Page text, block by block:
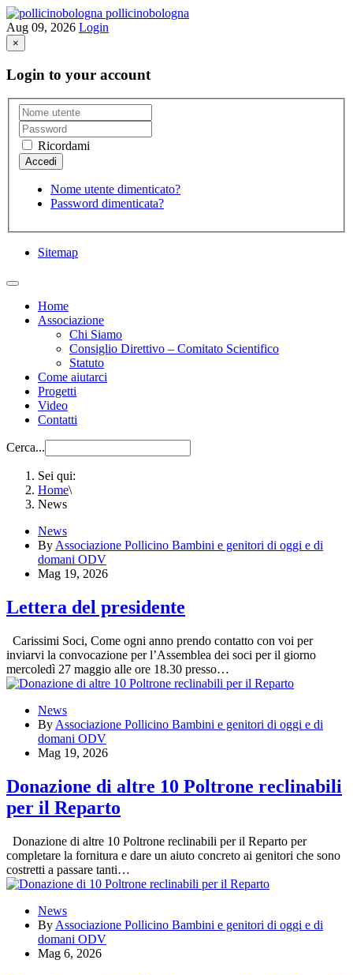
pollicinobologna
Aug 09, 2026 Login
×
Login to your account
Ricordami
Nome utente dimenticato?
Password dimenticata?
Sitemap
Home
Associazione
Chi Siamo
Consiglio Direttivo – Comitato Scientifico
Statuto
Come aiutarci
Progetti
Video
Contatti
Cerca...
Sei qui:
Home\
News
News
By Associazione Pollicino Bambini e genitori di oggi e di
domani ODV
Mag 19, 2026
Lettera del presidente
Carissimi Soci, Come ogni anno prendo contatto con voi per
inviarvi la convocazione per l’Assemblea dei soci per il giorno
mercoledì 27 maggio alle ore 18.30 presso…
News
By Associazione Pollicino Bambini e genitori di oggi e di
domani ODV
Mag 19, 2026
Donazione di altre 10 Poltrone reclinabili
per il Reparto
Donazione di altre 10 Poltrone reclinabili per il Reparto per
completare la fornitura e dare un aiuto concreto ai genitori che sono
costretti a passare tanti…
News
By Associazione Pollicino Bambini e genitori di oggi e di
domani ODV
Mag 6, 2026